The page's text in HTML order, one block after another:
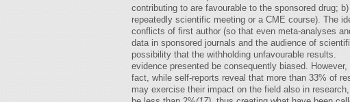
contributing to are favourable to the sponsored drug;
repeatedly scientific meeting or a CME course). The
conflicts of first author (so that even meta-analyses
data in sponsored journals and the audience of
possibility that the withholding unfavourable results.
evidence presented be consequently biased.
fact, while self-reports reveal that more than 33% of
may exercise their impact on the field also in